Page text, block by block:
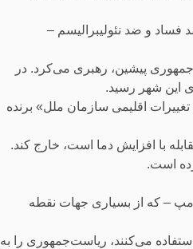
فساد و ضد نئولیبرالیسم –
پیشین، رهبری می‌کرد. در
این شهر رسید.
تغییرات اقلیمی سازمان ملل» برنده
با افزایش دما است، خارج کند.
است.
– که از بسیاری جهات نقطه
می‌کنند، ریاست‌جمهوری را به